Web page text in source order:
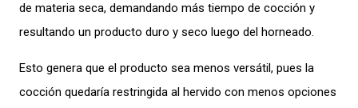
de materia seca, demandando más tiempo de cocción y
resultando un producto duro y seco luego del horneado.
Esto genera que el producto sea menos versátil, pues la
cocción quedaría restringida al hervido con menos opciones